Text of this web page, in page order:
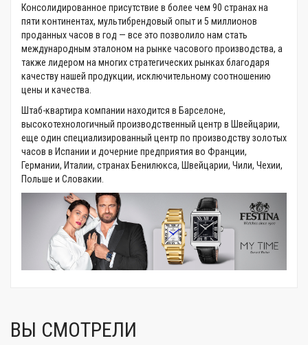
Консолидированное присутствие в более чем 90 странах на
пяти континентах, мультибрендовый опыт и 5 миллионов
проданных часов в год — все это позволило нам стать
международным эталоном на рынке часового производства, а
также лидером на многих стратегических рынках благодаря
качеству нашей продукции, исключительному соотношению
цены и качества.
Штаб-квартира компании находится в Барселоне,
высокотехнологичный производственный центр в Швейцарии,
еще один специализированный центр по производству золотых
часов в Испании и дочерние предприятия во Франции,
Германии, Италии, странах Бенилюкса, Швейцарии, Чили, Чехии,
Польше и Словакии.
ВЫ СМОТРЕЛИ